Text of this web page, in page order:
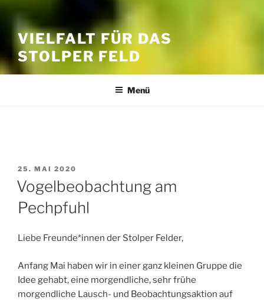
VIELFALT FÜR DAS
STOLPER FELD
Menü
VERÖFFENTLICHT
AM
25. MAI 2020
Vogelbeobachtung am
Pechpfuhl
Liebe Freunde*innen der Stolper Felder,
Anfang Mai haben wir in einer ganz kleinen Gruppe die
Idee gehabt, eine morgendliche, sehr frühe
morgendliche Lausch- und Beobachtungsaktion auf